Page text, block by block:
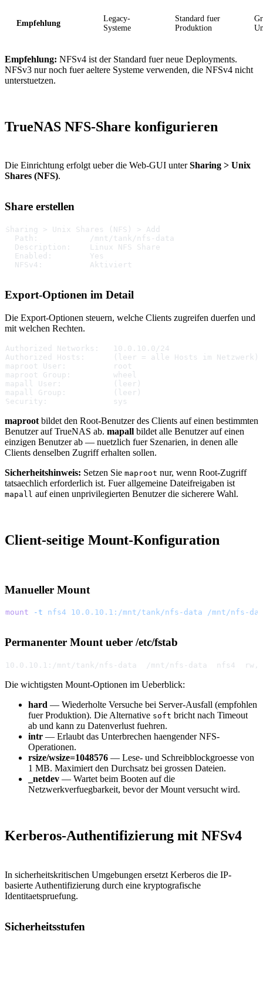
Empfehlung
Legacy-
Systeme
Standard fuer
Produktion
Empfehlung: NFSv4 ist der Standard fuer neue Deployments.
NFSv3 nur noch fuer aeltere Systeme verwenden, die NFSv4 nicht
unterstuetzen.
TrueNAS NFS-Share konfigurieren
Die Einrichtung erfolgt ueber die Web-GUI unterSharing > Unix
Shares (NFS).
Share erstellen
Sharing > Unix Shares (NFS) > Add
  Path:           /mnt/tank/nfs-data
  Description:    Linux NFS Share
  Enabled:        Yes
  NFSv4:          Aktiviert
Export-Optionen im Detail
Die Export-Optionen steuern, welche Clients zugreifen duerfen und
mit welchen Rechten.
Authorized Networks:   10.0.10.0/24
Authorized Hosts:      (leer = alle Hosts im Netzwerk)
maproot User:          root
maproot Group:         wheel
mapall User:           (leer)
mapall Group:          (leer)
Security:              sys
maproot bildet den Root-Benutzer des Clients auf einen bestimmten
Benutzer auf TrueNAS ab. mapall bildet alle Benutzer auf einen
einzigen Benutzer ab — nuetzlich fuer Szenarien, in denen alle
Clients denselben Zugriff erhalten sollen.
Sicherheitshinweis: Setzen Sie maproot nur, wenn Root-Zugriff
tatsaechlich erforderlich ist. Fuer allgemeine Dateifreigaben ist
mapall auf einen unprivilegierten Benutzer die sicherere Wahl.
Client-seitige Mount-Konfiguration
Manueller Mount
mount -t nfs4 10.0.10.1:/mnt/tank/nfs-data /mnt/nfs-
Permanenter Mount ueber /etc/fstab
10.0.10.1:/mnt/tank/nfs-data  /mnt/nfs-data  nfs4
Die wichtigsten Mount-Optionen im Ueberblick:
hard — Wiederholte Versuche bei Server-Ausfall (empfohlen
fuer Produktion). Die Alternative soft bricht nach Timeout
ab und kann zu Datenverlust fuehren.
intr — Erlaubt das Unterbrechen haengender NFS-
Operationen.
rsize/wsize=1048576 — Lese- und Schreibblockgroesse von
1 MB. Maximiert den Durchsatz bei grossen Dateien.
_netdev — Wartet beim Booten auf die
Netzwerkverfuegbarkeit, bevor der Mount versucht wird.
Kerberos-Authentifizierung mit NFSv4
In sicherheitskritischen Umgebungen ersetzt Kerberos die IP-
basierte Authentifizierung durch eine kryptografische
Identitaetspruefung.
Sicherheitsstufen